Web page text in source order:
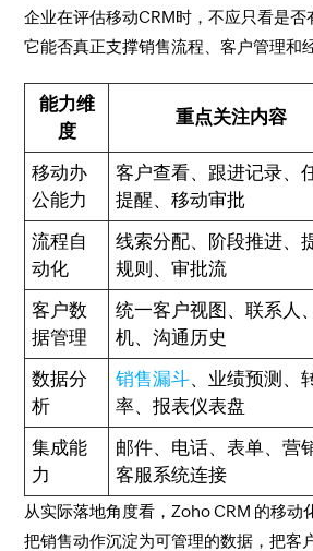
企业在评估移动CRM时，不应只看是
它能否真正支撑销售流程、客户管理和
能力维
度
重点关注内容
移动办
公能力
客户查看、跟进记录、
提醒、移动审批
流程自
动化
线索分配、阶段推进、
规则、审批流
客户数
据管理
统一客户视图、联系人
机、沟通历史
数据分
析
销售漏斗、业绩预测、
率、报表仪表盘
集成能
力
邮件、电话、表单、营
客服系统连接
从实际落地角度看，Zoho CRM 的移动
把销售动作沉淀为可管理的数据，把客